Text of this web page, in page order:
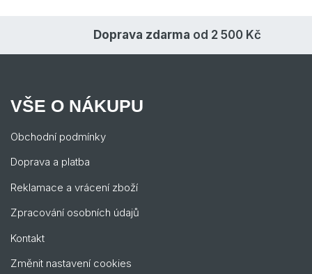
Doprava zdarma od 2 500 Kč
VŠE O NÁKUPU
Obchodní podmínky
Doprava a platba
Reklamace a vrácení zboží
Zpracování osobních údajů
Kontakt
Změnit nastavení cookies